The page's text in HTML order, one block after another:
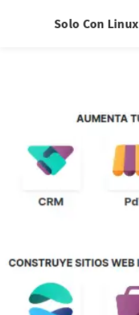
Solo Con Linux